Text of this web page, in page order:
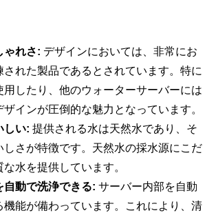
ゃれさ: デザインにおいては、非常にお
された製品であるとされています。特に
用したり、他のウォーターサーバーには
インが圧倒的な魅力となっています。
しい: 提供される水は天然水であり、そ
しさが特徴です。天然水の採水源にこだ
水を提供しています。
自動で洗浄できる: サーバー内部を自動
機能が備わっています。これにより、清